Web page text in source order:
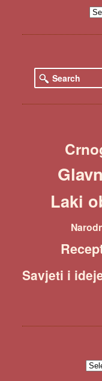
e
r
Laki
Savjeti i